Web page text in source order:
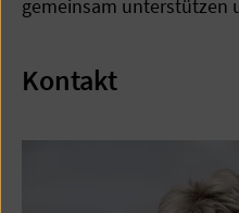
gemeinsam unterstützen
Kontakt